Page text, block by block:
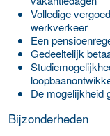
Volledige
werkverkeer
Een
Gedeeltelijk
De mogelijkheid
Bijzonderheden